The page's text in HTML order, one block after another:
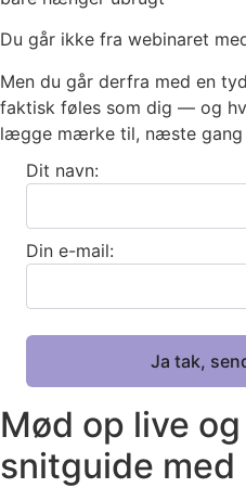
Du går ikke fra webinaret
Men du går derfra med en
faktisk føles som dig — og
lægge mærke til, næste gang
Dit navn:
Din e-mail:
Mød op live
snitguide med